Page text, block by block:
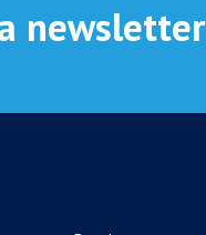
newsletter